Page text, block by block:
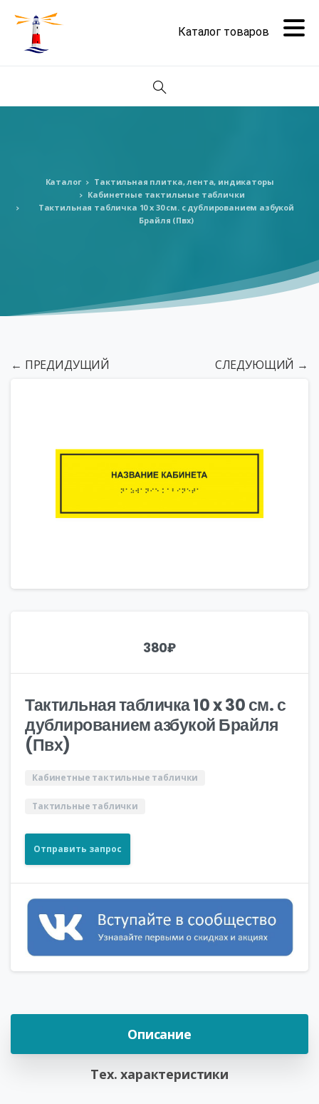
Поиск
Каталог
Тактильная плитка, лента, индикаторы
Кабинетные тактильные таблички
Тактильная табличка 10 x 30 см. с дублированием азбукой
Брайля (Пвх)
← ПРЕДИДУЩИЙ СЛЕДУЮЩИЙ →
380₽
Тактильная табличка 10 x 30 см. с
дублированием азбукой Брайля
(Пвх)
Кабинетные тактильные таблички
Тактильные таблички
Отправить запрос
Описание
Тех. характеристики